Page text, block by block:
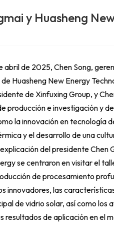
y Huasheng
abril de 2025, Chen Song,
Huasheng New Energy
de Xinfuxing Group, y
producción e investigación y
la innovación en tecnología
y el desarrollo de una
del presidente Chen
se centraron en visitar el
de procesamiento
innovadores, las
de vidrio solar, así como
resultados de aplicación en el